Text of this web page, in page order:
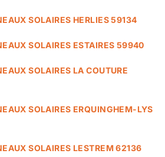
SOLAIRES HERLIES 59134
SOLAIRES ESTAIRES 59940
SOLAIRES LA COUTURE
SOLAIRES ERQUINGHEM-LYS
SOLAIRES LESTREM 62136